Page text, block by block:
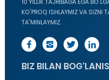
10 YILLIK TAJRIBAGA EGA
KO'PROQ ISHLAYMIZ VA SIZNI
TA'MINLAYMIZ.
BIZ BILAN